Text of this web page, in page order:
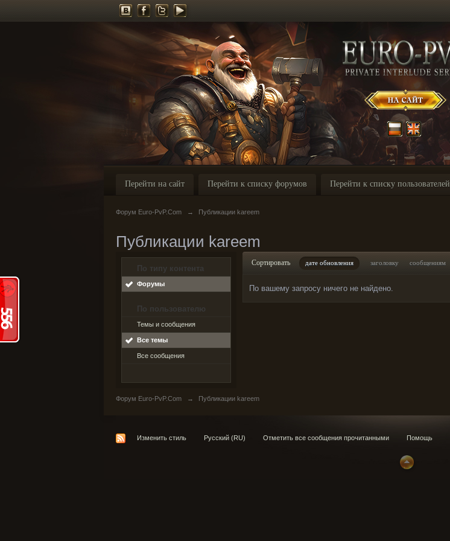
Перейти на сайт Перейти к списку форумов Перейти к списку пользователей
Форум Euro-PvP.Com → Публикации kareem
Публикации kareem
По типу контента
Форумы
По пользователю
Темы и сообщения
Все темы
Все сообщения
Сортировать дате обновления заголовку сообщениям
По вашему запросу ничего не найдено.
Форум Euro-PvP.Com → Публикации kareem
Изменить стиль Русский (RU) Отметить все сообщения прочитанными Помощь